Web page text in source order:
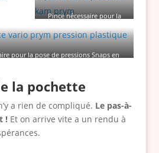
des formes géométriques
Pince nécessaire pour la
pose de pression
pour la pose de pressions Snaps en
la pochette
a rien de compliqué. Le pas-à-
!Et on arrive vite a un rendu à